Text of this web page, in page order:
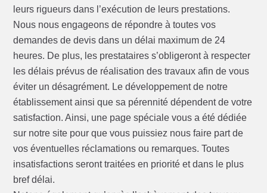
leurs rigueurs dans l’exécution de leurs prestations.
Nous nous engageons de répondre à toutes vos
demandes de devis dans un délai maximum de 24
heures. De plus, les prestataires s’obligeront à respecter
les délais prévus de réalisation des travaux afin de vous
éviter un désagrément. Le développement de notre
établissement ainsi que sa pérennité dépendent de votre
satisfaction. Ainsi, une page spéciale vous a été dédiée
sur notre site pour que vous puissiez nous faire part de
vos éventuelles réclamations ou remarques. Toutes
insatisfactions seront traitées en priorité et dans le plus
bref délai.